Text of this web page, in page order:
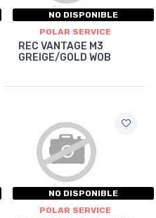
NO DISPONIBLE
POLAR SERVICE
REC VANTAGE M3
GREIGE/GOLD WOB
NO DISPONIBLE
POLAR SERVICE